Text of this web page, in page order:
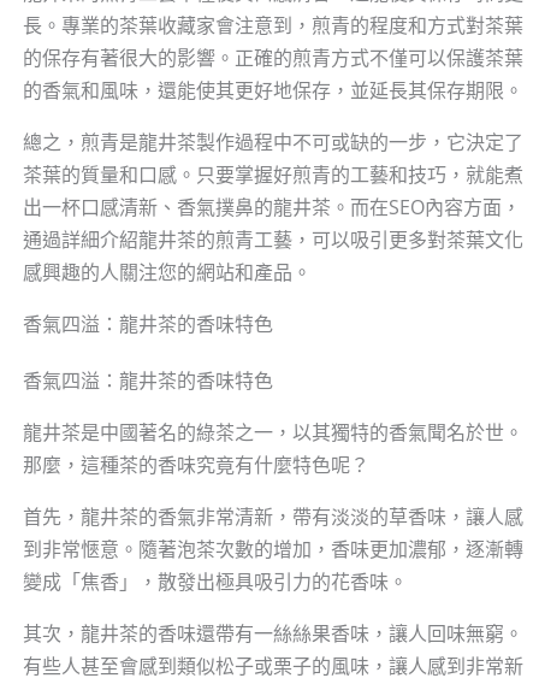
長。專業的茶葉收藏家會注意到，煎青的程度和方式對茶葉
的保存有著很大的影響。正確的煎青方式不僅可以保護茶葉
的香氣和風味，還能使其更好地保存，並延長其保存期限。
總之，煎青是龍井茶製作過程中不可或缺的一步，它決定了
茶葉的質量和口感。只要掌握好煎青的工藝和技巧，就能煮
出一杯口感清新、香氣撲鼻的龍井茶。而在SEO內容方面，
通過詳細介紹龍井茶的煎青工藝，可以吸引更多對茶葉文化
感興趣的人關注您的網站和產品。
香氣四溢：龍井茶的香味特色
香氣四溢：龍井茶的香味特色
龍井茶是中國著名的綠茶之一，以其獨特的香氣聞名於世。
那麼，這種茶的香味究竟有什麼特色呢？
首先，龍井茶的香氣非常清新，帶有淡淡的草香味，讓人感
到非常愜意。隨著泡茶次數的增加，香味更加濃郁，逐漸轉
變成「焦香」，散發出極具吸引力的花香味。
其次，龍井茶的香味還帶有一絲絲果香味，讓人回味無窮。
有些人甚至會感到類似松子或栗子的風味，讓人感到非常新